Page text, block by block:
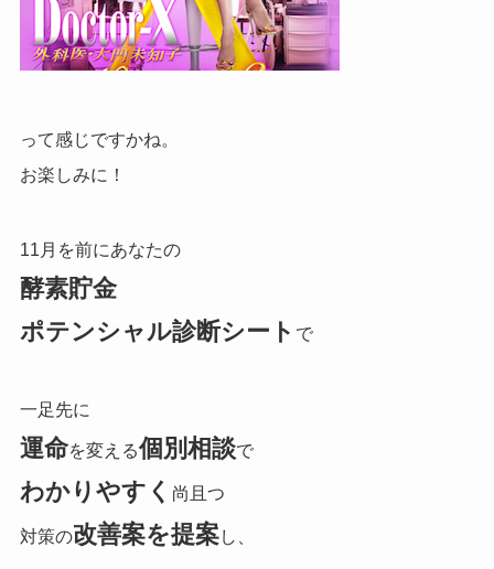
って感じですかね。
お楽しみに！
11月を前にあなたの
酵素貯金
ポテンシャル診断シート で
一足先に
運命を変える個別相談で
わかりやすく 尚且つ
対策の改善案を提案し、